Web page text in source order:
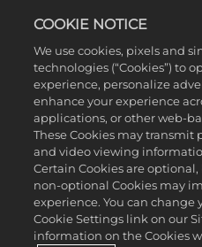
CLEÓPATRA
Nos primeiros anos do reinado
conflito com seu irmão
grande número de questões
República Romana e a fome
seus súditos em Alexandria não
que isso pudesse levar à
para o público e decretou que as
COOKIE NOTICE
We use cookies, pixels and
technologies (“Cookies”) to
experience, personalize
enhance your experience
applications, or other web-
These Cookies may
and video viewing
Certain Cookies are
non-optional Cookies may
experience. You can change
Cookie Settings link on our
information on the Cookies